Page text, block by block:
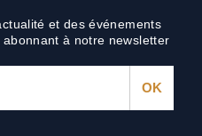
et des événements
à notre newsletter